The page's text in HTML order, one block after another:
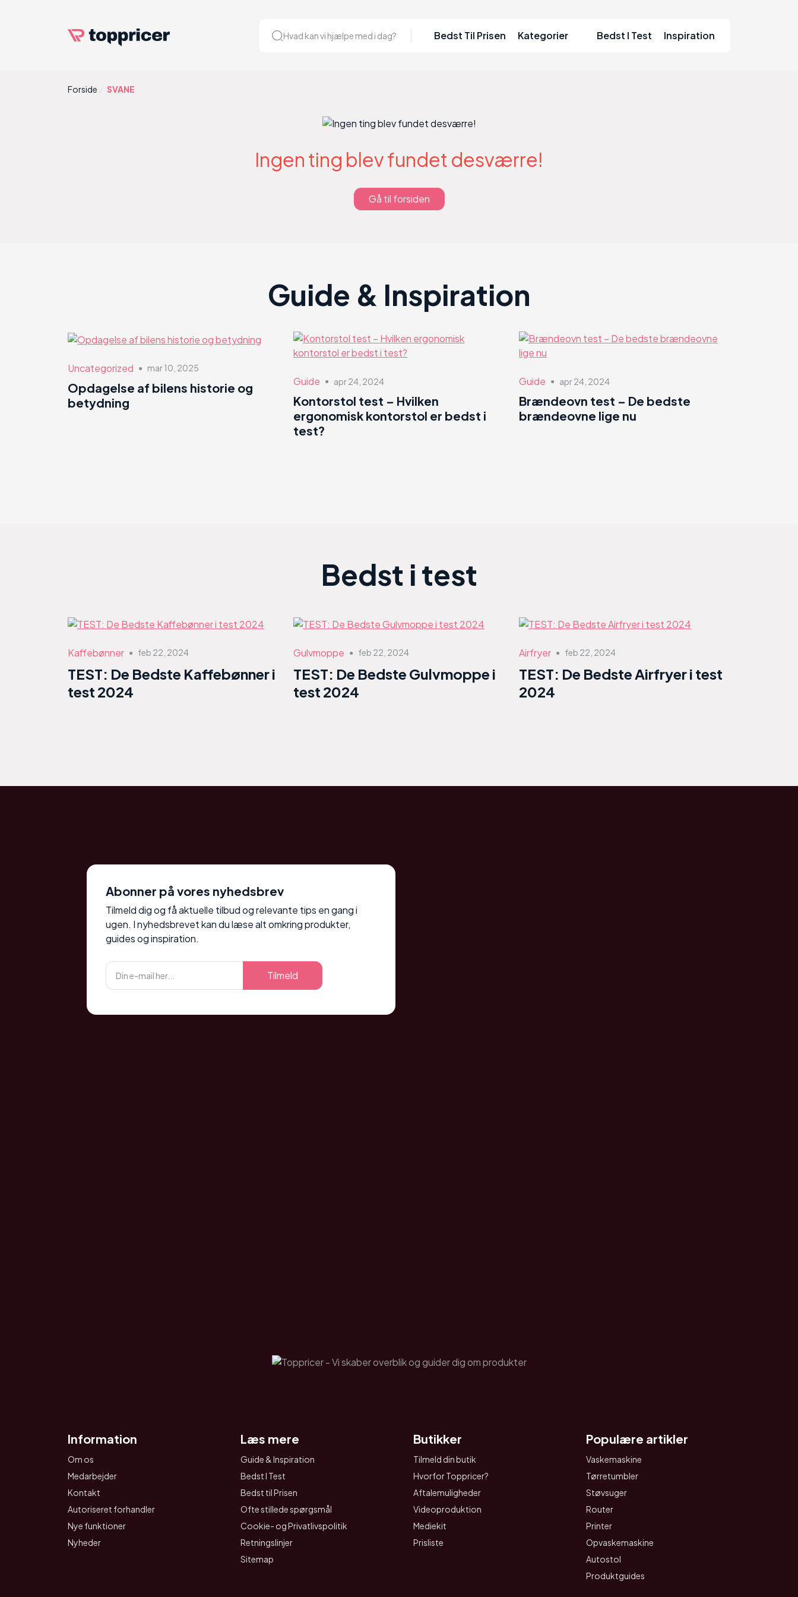
Hvad kan vi hjælpe med i dag? Bedst Til Prisen Kategorier Bedst I Test Inspiration
Forside SVANE
Ingen ting blev fundet desværre!
Gå til forsiden
Guide & Inspiration
Uncategorized ● mar 10, 2025
Opdagelse af bilens historie og
betydning
Guide ● apr 24, 2024
Kontorstol test – Hvilken
ergonomisk kontorstol er bedst i
test?
Guide ● apr 24, 2024
Brændeovn test – De bedste
brændeovne lige nu
Bedst i test
Kaffebønner ● feb 22, 2024
TEST: De Bedste Kaffebønner i
test 2024
Gulvmoppe ● feb 22, 2024
TEST: De Bedste Gulvmoppe i
test 2024
Airfryer ● feb 22, 2024
TEST: De Bedste Airfryer i test
2024
Abonner på vores nyhedsbrev
Tilmeld dig og få aktuelle tilbud og relevante tips en gang i
ugen. I nyhedsbrevet kan du læse alt omkring produkter,
guides og inspiration.
Tilmeld
Information
Om os
Medarbejder
Kontakt
Autoriseret forhandler
Nye funktioner
Nyheder
Læs mere
Guide & Inspiration
Bedst I Test
Bedst til Prisen
Ofte stillede spørgsmål
Cookie- og Privatlivspolitik
Retningslinjer
Sitemap
Butikker
Tilmeld din butik
Hvorfor Toppricer?
Aftalemuligheder
Videoproduktion
Mediekit
Prisliste
Populære artikler
Vaskemaskine
Tørretumbler
Støvsuger
Router
Printer
Opvaskemaskine
Autostol
Produktguides